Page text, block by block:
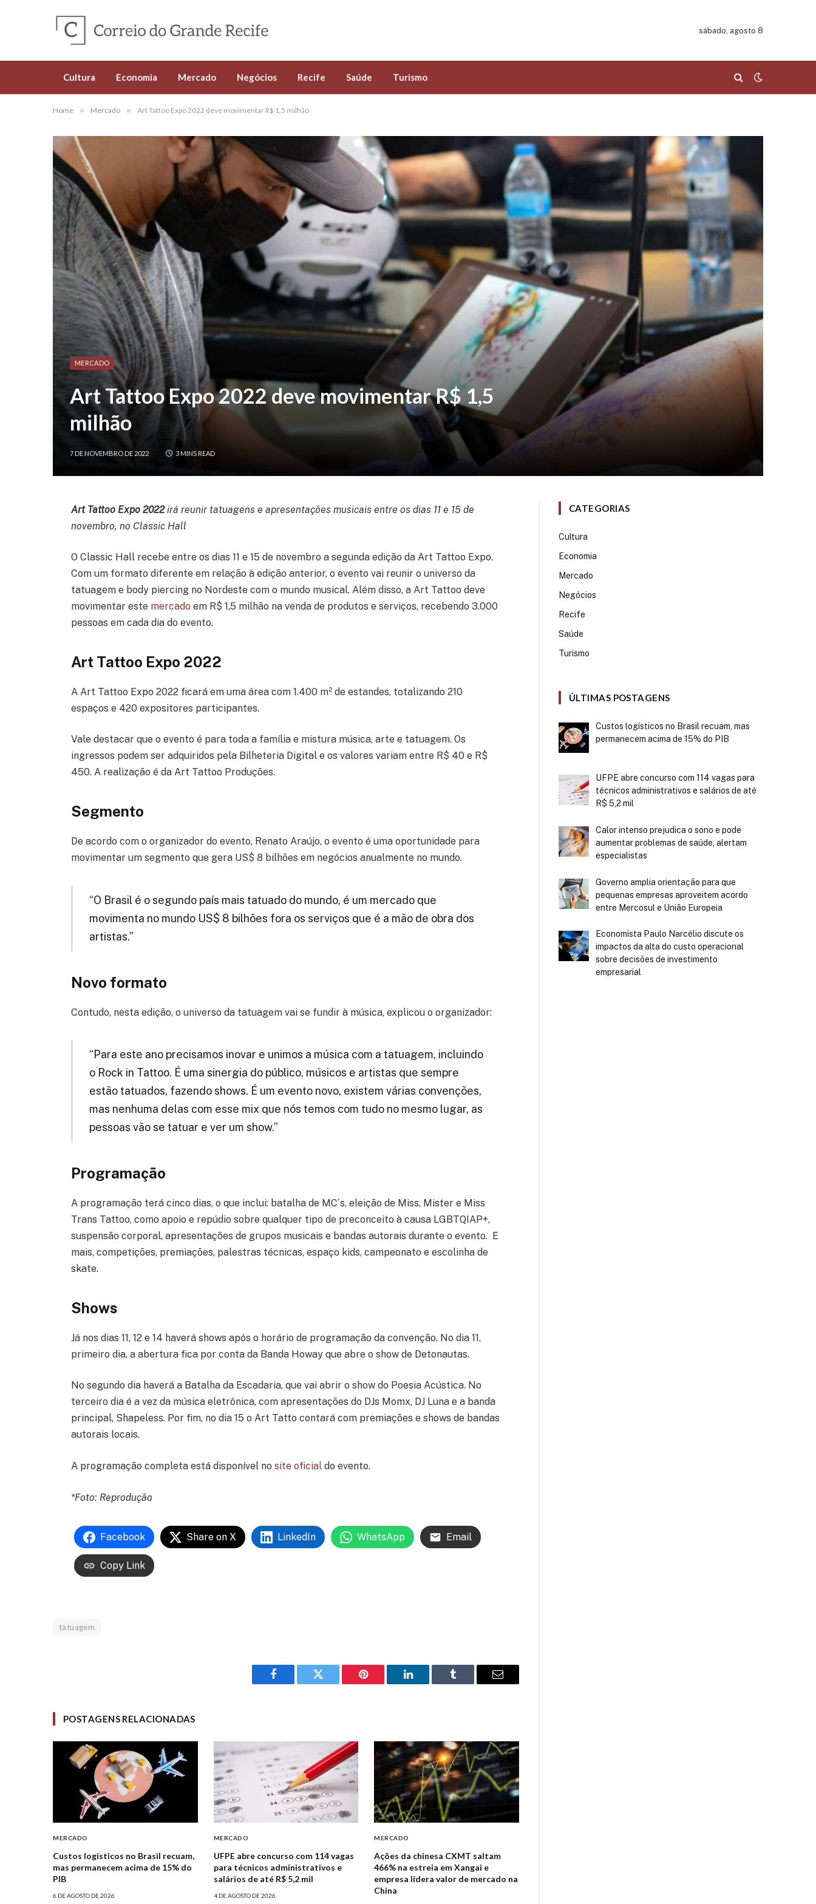
sábado, agosto 8
Cultura Economia Mercado Negócios Recife Saúde Turismo
Home » Mercado » Art Tattoo Expo 2022 deve movimentar R$ 1,5 milhão
MERCADO
Art Tattoo Expo 2022 deve movimentar R$ 1,5
milhão
7 DE NOVEMBRO DE 2022 3 MINS READ
Art Tattoo Expo 2022irá reunir tatuagens e apresentações musicais entre os dias 11 e 15 de
novembro, no Classic Hall
O Classic Hall recebe entre os dias 11 e 15 de novembro a segunda edição da Art Tattoo Expo.
Com um formato diferente em relação à edição anterior, o evento vai reunir o universo da
tatuagem e body piercing no Nordeste com o mundo musical. Além disso, a Art Tattoo deve
movimentar este mercado em R$ 1,5 milhão na venda de produtos e serviços, recebendo 3.000
pessoas em cada dia do evento.
Art Tattoo Expo 2022
A Art Tattoo Expo 2022 ficará em uma área com 1.400 m² de estandes, totalizando 210
espaços e 420 expositores participantes.
Vale destacar que o evento é para toda a família e mistura música, arte e tatuagem. Os
ingressos podem ser adquiridos pela Bilheteria Digital e os valores variam entre R$ 40 e R$
450. A realização é da Art Tattoo Produções.
Segmento
De acordo com o organizador do evento, Renato Araújo, o evento é uma oportunidade para
movimentar um segmento que gera US$ 8 bilhões em negócios anualmente no mundo.
“O Brasil é o segundo país mais tatuado do mundo, é um mercado que
movimenta no mundo US$ 8 bilhões fora os serviços que é a mão de obra dos
artistas.”
Novo formato
Contudo, nesta edição, o universo da tatuagem vai se fundir à música, explicou o organizador:
“Para este ano precisamos inovar e unimos a música com a tatuagem, incluindo
o Rock in Tattoo. É uma sinergia do público, músicos e artistas que sempre
estão tatuados, fazendo shows. É um evento novo, existem várias convenções,
mas nenhuma delas com esse mix que nós temos com tudo no mesmo lugar, as
pessoas vão se tatuar e ver um show.”
Programação
A programação terá cinco dias, o que inclui: batalha de MC´s, eleição de Miss, Mister e Miss
Trans Tattoo, como apoio e repúdio sobre qualquer tipo de preconceito à causa LGBTQIAP+,
suspensão corporal, apresentações de grupos musicais e bandas autorais durante o evento. E
mais, competições, premiações, palestras técnicas, espaço kids, campeonato e escolinha de
skate.
Shows
Já nos dias 11, 12 e 14 haverá shows após o horário de programação da convenção. No dia 11,
primeiro dia, a abertura fica por conta da Banda Howay que abre o show de Detonautas.
No segundo dia haverá a Batalha da Escadaria, que vai abrir o show do Poesia Acústica. No
terceiro dia é a vez da música eletrônica, com apresentações do DJs Momx, DJ Luna e a banda
principal, Shapeless. Por fim, no dia 15 o Art Tatto contará com premiações e shows de bandas
autorais locais.
A programação completa está disponível nosite oficial do evento.
*Foto: Reprodução
Facebook Share on X LinkedIn WhatsApp Email
Copy Link
tatuagem
Facebook Twitter Pinterest LinkedIn Tumblr Email
POSTAGENS RELACIONADAS
MERCADO
Custos logísticos no Brasil recuam,
mas permanecem acima de 15% do
PIB
6 DE AGOSTO DE 2026
MERCADO
UFPE abre concurso com 114 vagas
para técnicos administrativos e
salários de até R$ 5,2 mil
4 DE AGOSTO DE 2026
MERCADO
Ações da chinesa CXMT saltam
466% na estreia em Xangai e
empresa lidera valor de mercado na
China
CATEGORIAS
Cultura
Economia
Mercado
Negócios
Recife
Saúde
Turismo
ÚLTIMAS POSTAGENS
Custos logísticos no Brasil recuam, mas
permanecem acima de 15% do PIB
UFPE abre concurso com 114 vagas para
técnicos administrativos e salários de até
R$ 5,2 mil
Calor intenso prejudica o sono e pode
aumentar problemas de saúde, alertam
especialistas
Governo amplia orientação para que
pequenas empresas aproveitem acordo
entre Mercosul e União Europeia
Economista Paulo Narcélio discute os
impactos da alta do custo operacional
sobre decisões de investimento
empresarial